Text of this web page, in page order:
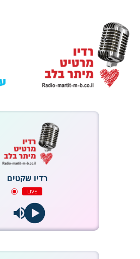
רדיו שקטים
LIVE